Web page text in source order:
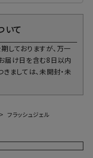
いて
しておりますが、万一
届け日を含む8日以内
ましては、未開封・未
フラッシュジェル